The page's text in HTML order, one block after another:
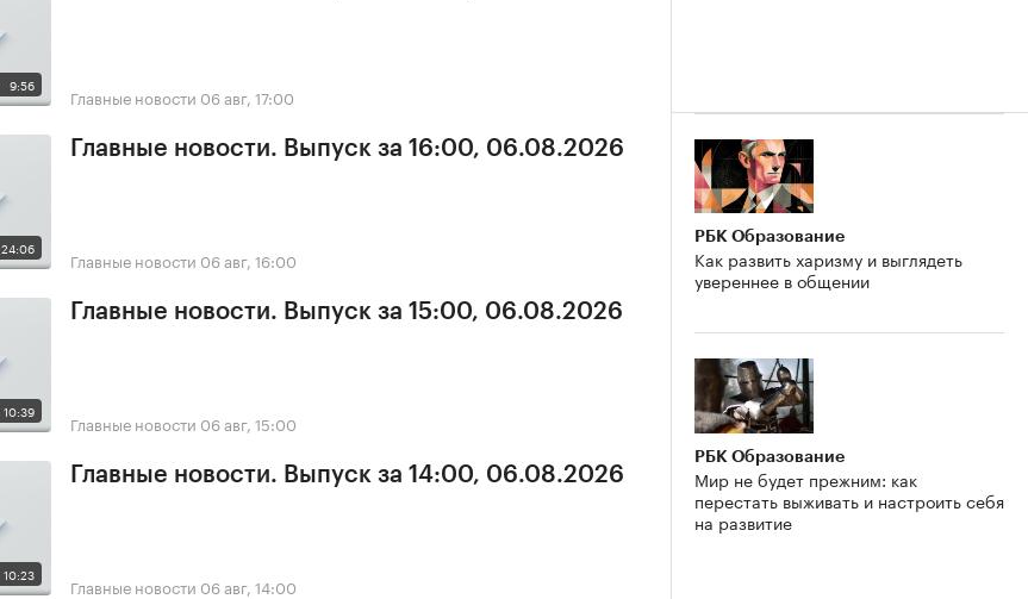
9:56 Главные новости 06 авг, 17:00
24:06
Главные новости. Выпуск за 16:00, 06.08.2026
Главные новости 06 авг, 16:00
10:39
Главные новости. Выпуск за 15:00, 06.08.2026
Главные новости 06 авг, 15:00
10:23
Главные новости. Выпуск за 14:00, 06.08.2026
Главные новости 06 авг, 14:00
РБК Образование
Как развить харизму и выглядеть
увереннее в общении
РБК Образование
Мир не будет прежним: как
перестать выживать и настроить себя
на развитие